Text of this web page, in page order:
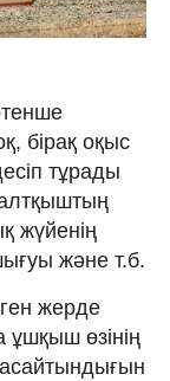
бірақ оқыс
тұрады
жүйенің
және т.б.
жерде
өзінің